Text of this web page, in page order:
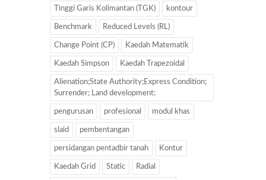
Tinggi Garis Kolimantan (TGK) kontour
Benchmark Reduced Levels (RL)
Change Point (CP) Kaedah Matematik
Kaedah Simpson Kaedah Trapezoidal
Alienation;State Authority;Express Condition;
Surrender; Land development;
pengurusan profesional modul khas
slaid pembentangan
persidangan pentadbir tanah Kontur
Kaedah Grid Static Radial